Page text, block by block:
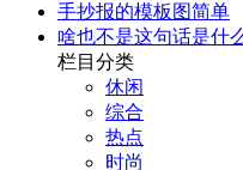
手抄报的模板图简单
啥也不是这句话是什
栏目分类
休闲
综合
热点
时尚